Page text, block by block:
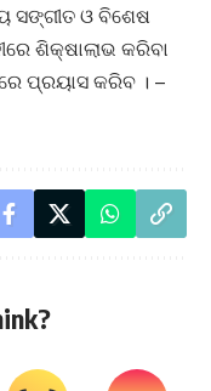
ସଙ୍ଗୀତ ଓ ବିଶେଷ
ଶିକ୍ଷାଲାଭ କରିବା
ପ୍ରୟାସ କରିବ । –